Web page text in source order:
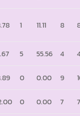
1 11.11 8
5 55.56 4
0 0.00 9
0 0.00 7